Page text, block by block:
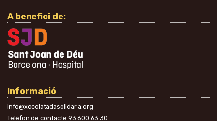
A benefici de:
Informació
info@xocolatadasolidaria.org
Telèfon de contacte 93 600 63 30